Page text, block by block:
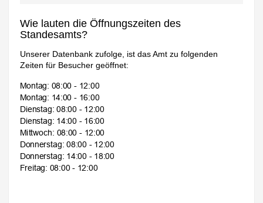
Wie lauten die Öffnungszeiten des
Standesamts?
Unserer Datenbank zufolge, ist das Amt zu folgenden
Zeiten für Besucher geöffnet: